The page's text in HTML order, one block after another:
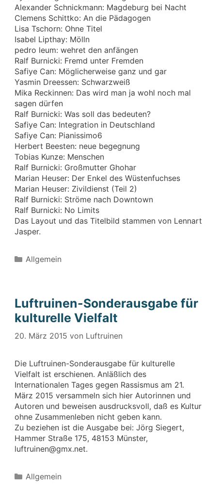
Alexander Schnickmann: Magdeburg bei Nacht
Clemens Schittko: An die Pädagogen
Lisa Tschorn: Ohne Titel
Isabel Lipthay: Mölln
pedro leum: wehret den anfängen
Ralf Burnicki: Fremd unter Fremden
Safiye Can: Möglicherweise ganz und gar
Yasmin Dreessen: Schwarzweiß
Mika Reckinnen: Das wird man ja wohl noch mal
sagen dürfen
Ralf Burnicki: Was soll das bedeuten?
Safiye Can: Integration in Deutschland
Safiye Can: Pianissimo6
Herbert Beesten: neue begegnung
Tobias Kunze: Menschen
Ralf Burnicki: Großmutter Ghohar
Marian Heuser: Der Enkel des Wüstenfuchses
Marian Heuser: Zivildienst (Teil 2)
Ralf Burnicki: Ströme nach Downtown
Ralf Burnicki: No Limits
Das Layout und das Titelbild stammen von Lennart
Jasper.
Kategorien
Allgemein
Luftruinen-Sonderausgabe für
kulturelle Vielfalt
20. März 2015 von Luftruinen
Die Luftruinen-Sonderausgabe für kulturelle
Vielfalt ist erschienen. Anläßlich des
Internationalen Tages gegen Rassismus am 21.
März 2015 versammeln sich hier Autorinnen und
Autoren und beweisen ausdrucksvoll, daß es Kultur
ohne Zusammenleben nicht geben kann.
Zu beziehen ist die Ausgabe bei: Jörg Siegert,
Hammer Straße 175, 48153 Münster,
luftruinen@gmx.net.
Kategorien
Allgemein